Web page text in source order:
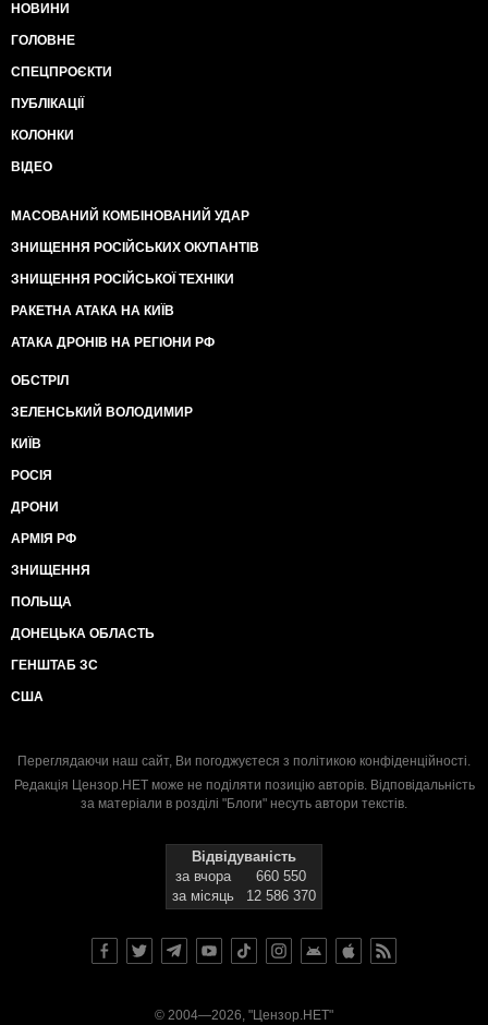
НОВИНИ
ГОЛОВНЕ
СПЕЦПРОЄКТИ
ПУБЛІКАЦІЇ
КОЛОНКИ
ВІДЕО
МАСОВАНИЙ КОМБІНОВАНИЙ УДАР
ЗНИЩЕННЯ РОСІЙСЬКИХ ОКУПАНТІВ
ЗНИЩЕННЯ РОСІЙСЬКОЇ ТЕХНІКИ
РАКЕТНА АТАКА НА КИЇВ
АТАКА ДРОНІВ НА РЕГІОНИ РФ
ОБСТРІЛ
ЗЕЛЕНСЬКИЙ ВОЛОДИМИР
КИЇВ
РОСІЯ
ДРОНИ
АРМІЯ РФ
ЗНИЩЕННЯ
ПОЛЬЩА
ДОНЕЦЬКА ОБЛАСТЬ
ГЕНШТАБ ЗС
США
Переглядаючи наш сайт, Ви погоджуєтеся з політикою конфіденційності.
Редакція Цензор.НЕТ може не поділяти позицію авторів. Відповідальність
за матеріали в розділі "Блоги" несуть автори текстів.
Відвідуваність
за вчора
660 550
за місяць
12 586 370
© 2004—2026, "Цензор.НЕТ"